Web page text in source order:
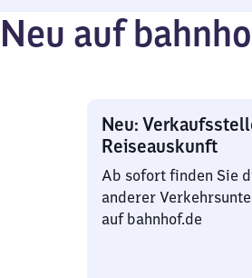
Neu auf
Neu:
Reiseauskunft
Ab sofort finden Sie
anderer
auf bahnhof.de